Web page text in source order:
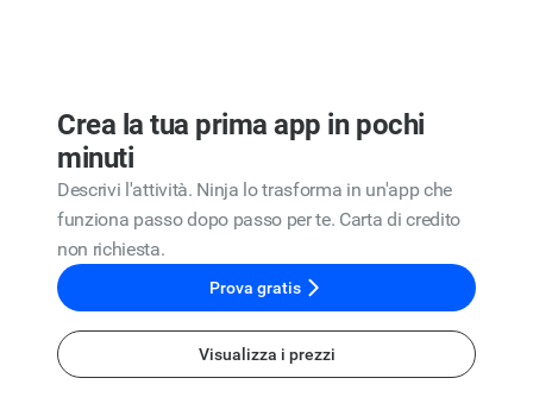
Crea la tua prima app in pochi
minuti
Descrivi l'attività. Ninja lo trasforma in un'app che
funziona passo dopo passo per te. Carta di credito
non richiesta.
Prova gratis
Visualizza i prezzi